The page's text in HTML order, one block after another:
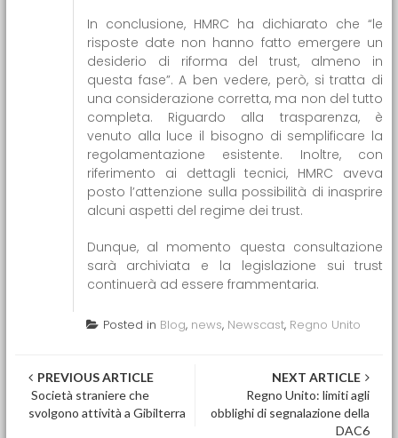
In conclusione, HMRC ha dichiarato che “le
risposte date non hanno fatto emergere un
desiderio di riforma del trust, almeno in
questa fase”. A ben vedere, però, si tratta di
una considerazione corretta, ma non del tutto
completa. Riguardo alla trasparenza, è
venuto alla luce il bisogno di semplificare la
regolamentazione esistente. Inoltre, con
riferimento ai dettagli tecnici, HMRC aveva
posto l’attenzione sulla possibilità di inasprire
alcuni aspetti del regime dei trust.
Dunque, al momento questa consultazione
sarà archiviata e la legislazione sui trust
continuerà ad essere frammentaria.
Posted in Blog, news, Newscast, Regno Unito
Post navigation
PREVIOUS ARTICLE
Società straniere che
svolgono attività a Gibilterra
NEXT ARTICLE
Regno Unito: limiti agli
obblighi di segnalazione della
DAC6